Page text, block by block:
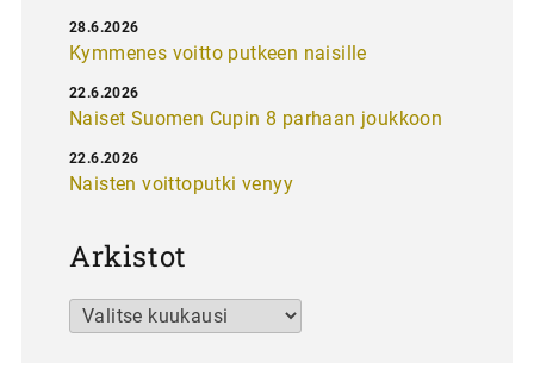
Kymmenes voitto putkeen naisille
28.6.2026
Naiset Suomen Cupin 8 parhaan joukkoon
22.6.2026
Naisten voittoputki venyy
22.6.2026
Arkistot
Arkistot